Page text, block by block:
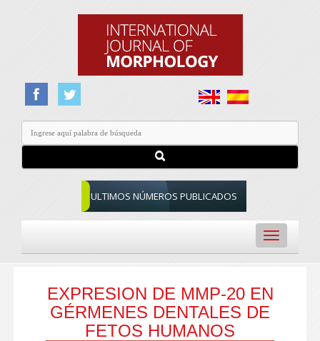
ULTIMOS NÚMEROS PUBLICADOS
Toggle
navigation
EXPRESION DE MMP-20 EN
GÉRMENES DENTALES DE
FETOS HUMANOS